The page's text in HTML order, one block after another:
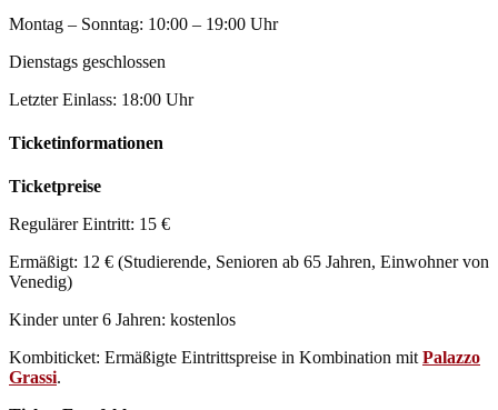
Montag – Sonntag: 10:00 – 19:00 Uhr
Dienstags geschlossen
Letzter Einlass: 18:00 Uhr
Ticketinformationen
Ticketpreise
Regulärer Eintritt: 15 €
Ermäßigt: 12 € (Studierende, Senioren ab 65 Jahren, Einwohner von
Venedig)
Kinder unter 6 Jahren: kostenlos
Kombiticket: Ermäßigte Eintrittspreise in Kombination mit Palazzo
Grassi.